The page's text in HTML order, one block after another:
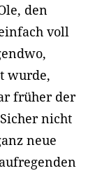
den
voll
wurde,
früher der
nicht
neue